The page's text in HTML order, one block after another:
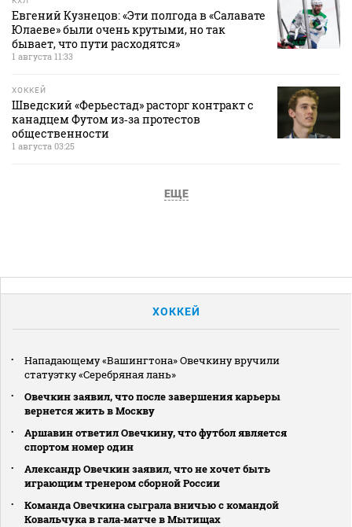
Евгений Кузнецов: «Эти полгода в «Салавате
Юлаеве» были очень крутыми, но так
бывает, что пути расходятся»
1 августа 11:33
ХОККЕЙ
Шведский «Ферьестад» расторг контракт с
канадцем Футом из‑за протестов
общественности
1 августа 03:25
ЕЩЕ
ХОККЕЙ
Нападающему «Вашингтона» Овечкину вручили
статуэтку «Серебряная лань»
Овечкин заявил, что после завершения карьеры
вернется жить в Москву
Аршавин ответил Овечкину, что футбол является
спортом номер один
Александр Овечкин заявил, что не хочет быть
играющим тренером сборной России
Команда Овечкина сыграла вничью с командой
Ковальчука в гала‑матче в Мытищах